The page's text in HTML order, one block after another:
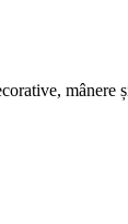
mânere